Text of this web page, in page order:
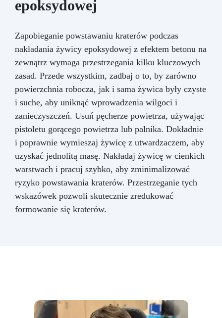
z silikonem.
epoksydowej
Zapobieganie powstawaniu kraterów podczas
nakładania żywicy epoksydowej z efektem betonu na
zewnątrz wymaga przestrzegania kilku kluczowych
zasad. Przede wszystkim, zadbaj o to, by zarówno
powierzchnia robocza, jak i sama żywica były czyste
i suche, aby uniknąć wprowadzenia wilgoci i
zanieczyszczeń. Usuń pęcherze powietrza, używając
pistoletu gorącego powietrza lub palnika. Dokładnie
i poprawnie wymieszaj żywicę z utwardzaczem, aby
uzyskać jednolitą masę. Nakładaj żywicę w cienkich
warstwach i pracuj szybko, aby zminimalizować
ryzyko powstawania kraterów. Przestrzeganie tych
wskazówek pozwoli skutecznie zredukować
formowanie się kraterów.